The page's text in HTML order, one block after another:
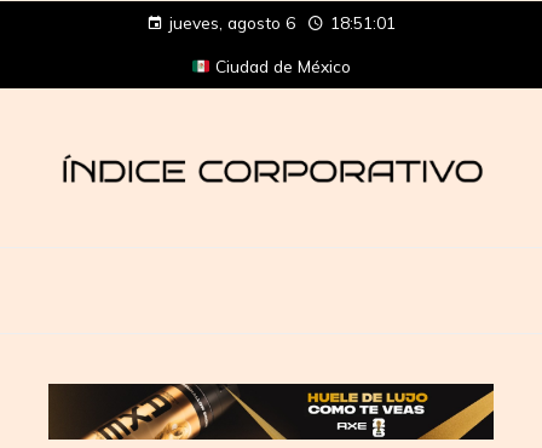
jueves, agosto 6 18:51:01
Ciudad de México